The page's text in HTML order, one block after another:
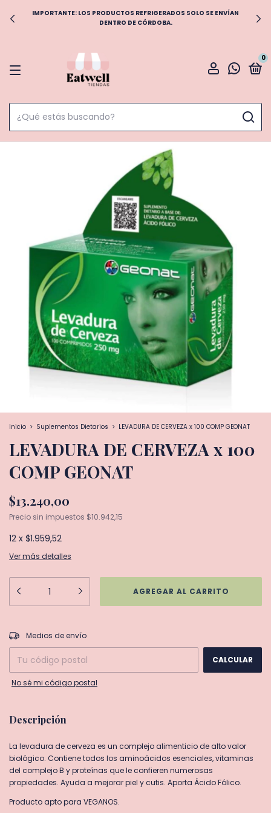
IMPORTANTE: LOS PRODUCTOS REFRIGERADOS SOLO SE ENVÍAN
DENTRO DE CÓRDOBA.
0
Inicio > Suplementos Dietarios > LEVADURA DE CERVEZA x 100 COMP GEONAT
LEVADURA DE CERVEZA x 100
COMP GEONAT
$13.240,00
Precio sin impuestos $10.942,15
12 x $1.959,52
Ver más detalles
Entregas para el CP:
Medios de envío
CALCULAR
No sé mi código postal
Descripción
La levadura de cerveza es un complejo alimenticio de alto valor
biológico. Contiene todos los aminoácidos esenciales, vitaminas
del complejo B y proteínas que le confieren numerosas
propiedades. Ayuda a mejorar piel y cutis. Aporta Ácido Fólico.
Producto apto para VEGANOS.